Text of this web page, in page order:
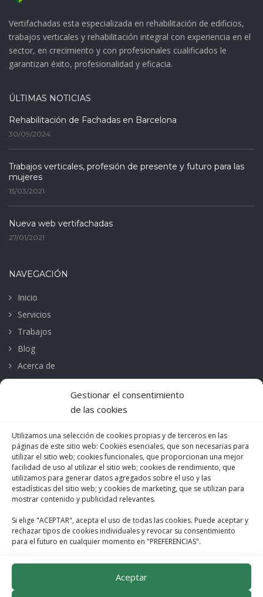
Gestionar el consentimiento
de las cookies
Utilizamos una selección de cookies propias y de terceros en las
páginas de este sitio web: Cookies esenciales, que son necesarias para
utilizar el sitio web; cookies funcionales, que proporcionan una mejor
facilidad de uso al utilizar el sitio web; cookies de rendimiento, que
utilizamos para generar datos agregados sobre el uso y las
estadísticas del sitio web; y cookies de marketing, que se utilizan para
mostrar contenido y publicidad relevantes.
Si elige "ACEPTAR", acepta el uso de todas las cookies. Puede aceptar y
rechazar tipos de cookies individuales y revocar su consentimiento
para el futuro en cualquier momento en "PREFERENCIAS".
Aceptar
Vertifachadas esta especializada en rehabilitación de edificios,
trabajos verticales y rehabilitación integral con experiencia en el
sector, en crecimiento y con profesionales cualificados le
garantizan éxito, profesionalidad y eficacia.
ÚLTIMAS NOTICIAS
Rehabilitación de Fachadas en Barcelona
30/09/2024
Trabajos verticales, profesión de presente y futuro para las
mujeres
15/03/2021
Nueva web vertifachadas
27/01/2021
NAVEGACIÓN
Inicio
Servicios
Trabajos
Blog
Acerca de
Contacto
Mare de Deu de Montserrat, 252
08041 Barcelona
M. 685 488 135 | 674 346 450
F. 932 198 019
info@vertifachadas.com
Política de Cookies